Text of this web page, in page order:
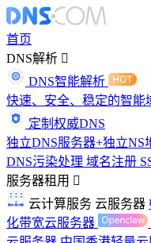
首页
DNS解析
DNS智能解析
快速、安全、稳定的智能
定制权威DNS
独立DNS服务器+独立NS
DNS污染处理 域名注册
服务器租用
云计算服务 云服务器
化带宽云服务器